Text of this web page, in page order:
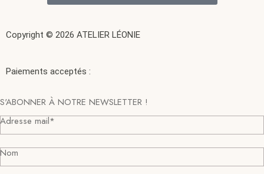
Copyright © 2026 ATELIER LÉONIE
Paiements acceptés :
S'ABONNER À NOTRE NEWSLETTER !
Adresse mail*
Nom